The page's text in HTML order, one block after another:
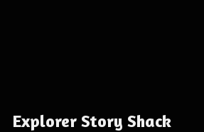
Explorer Story Shack